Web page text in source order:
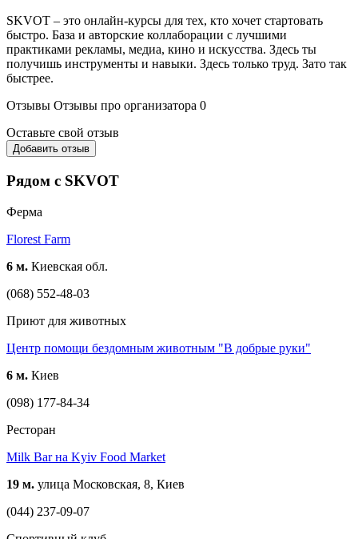
SKVOT – это онлайн-курсы для тех, кто хочет стартовать
быстро. База и авторские коллаборации с лучшими
практиками рекламы, медиа, кино и искусства. Здесь ты
получишь инструменты и навыки. Здесь только труд. Зато так
быстрее.
Отзывы Отзывы про организатора 0
Оставьте свой отзыв
Добавить отзыв
Рядом с SKVOT
Ферма
Florest Farm
6 м. Киевская обл.
(068) 552-48-03
Приют для животных
Центр помощи бездомным животным "В добрые руки"
6 м. Киев
(098) 177-84-34
Ресторан
Milk Bar на Kyiv Food Market
19 м. улица Московская, 8, Киев
(044) 237-09-07